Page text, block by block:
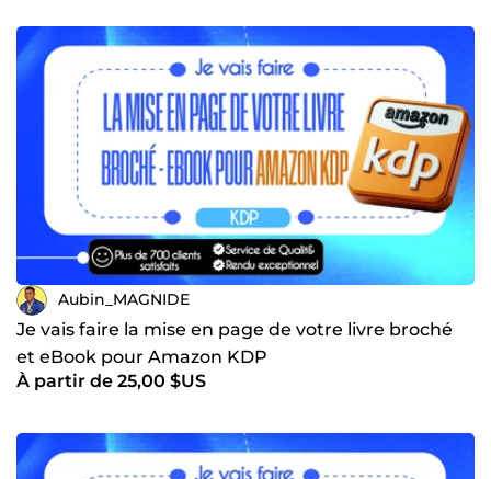
Aubin_MAGNIDE
Je vais faire la mise en page de votre livre broché
et eBook pour Amazon KDP
À partir de 25,00 $US